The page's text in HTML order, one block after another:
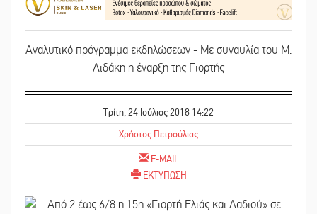
Αναλυτικό πρόγραμμα εκδηλώσεων - Με συναυλία του Μ.
Λιδάκη η έναρξη της Γιορτής
Τρίτη, 24 Ιούλιος 2018 14:22
Χρήστος Πετρούλιας
E-MAIL
ΕΚΤΥΠΩΣΗ